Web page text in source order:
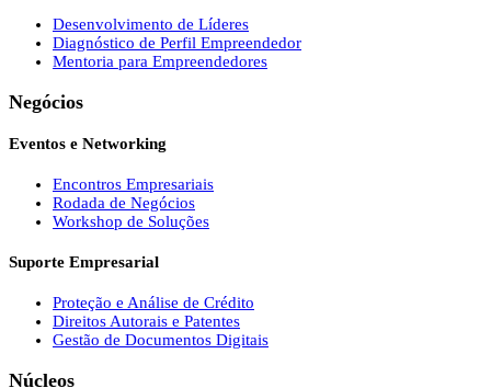
Desenvolvimento de Líderes
Diagnóstico de Perfil Empreendedor
Mentoria para Empreendedores
Negócios
Eventos e Networking
Encontros Empresariais
Rodada de Negócios
Workshop de Soluções
Suporte Empresarial
Proteção e Análise de Crédito
Direitos Autorais e Patentes
Gestão de Documentos Digitais
Núcleos